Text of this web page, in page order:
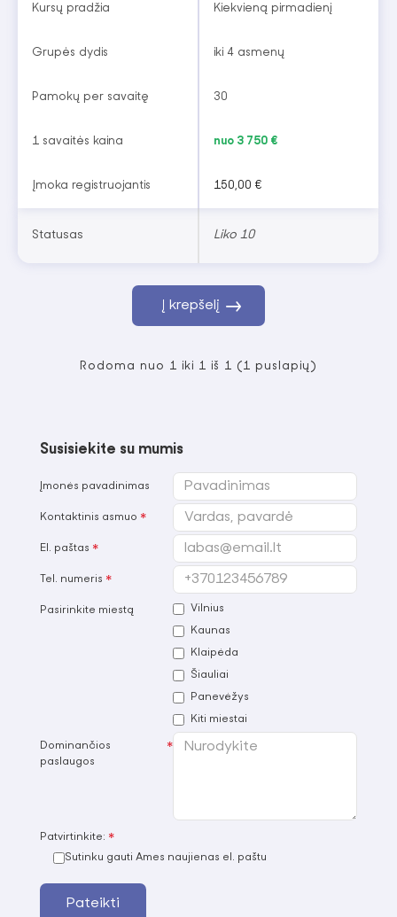
Kursų pradžia Kiekvieną pirmadienį
Grupės dydis iki 4 asmenų
Pamokų per savaitę 30
1 savaitės kaina nuo 3 750 €
Įmoka registruojantis 150,00 €
Statusas Liko 10
Į krepšelį
Rodoma nuo 1 iki 1 iš 1 (1 puslapių)
Susisiekite su mumis
Įmonės pavadinimas
Kontaktinis asmuo
El. paštas
Tel. numeris
Pasirinkite miestą Vilnius
Kaunas
Klaipėda
Šiauliai
Panevėžys
Kiti miestai
Dominančios
paslaugos
Patvirtinkite:
Sutinku gauti Ames naujienas el. paštu
Pateikti